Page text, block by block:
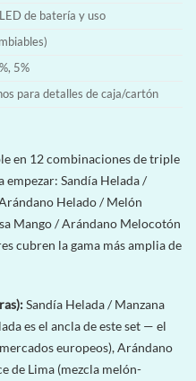
de batería y uso
5%
para detalles de caja/cartón
en 12 combinaciones de triple
Sandía Helada /
Helado / Melón
Mango / Arándano Melocotón
cubren la gama más amplia de
Sandía Helada / Manzana
es el ancla de este set — el
europeos), Arándano
de Lima (mezcla melón-